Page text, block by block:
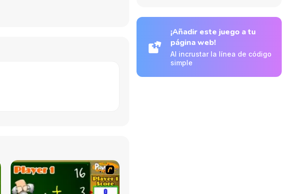
¡Añadir este juego a tu
página web!
Al incrustar la línea de código
simple